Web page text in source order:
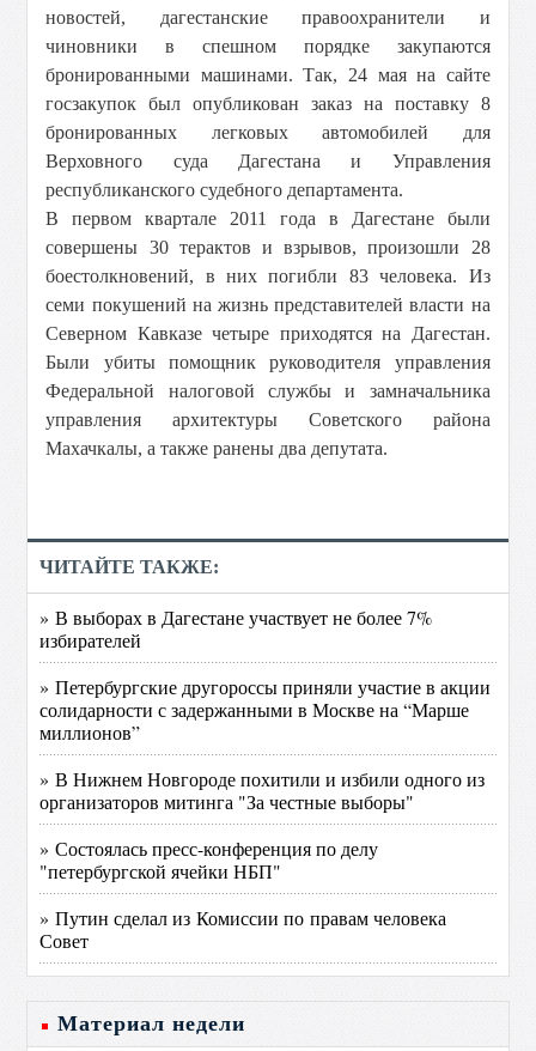
новостей, дагестанские правоохранители и
чиновники в спешном порядке закупаются
бронированными машинами. Так, 24 мая на сайте
госзакупок был опубликован заказ на поставку 8
бронированных легковых автомобилей для
Верховного суда Дагестана и Управления
республиканского судебного департамента.
В первом квартале 2011 года в Дагестане были
совершены 30 терактов и взрывов, произошли 28
боестолкновений, в них погибли 83 человека. Из
семи покушений на жизнь представителей власти на
Северном Кавказе четыре приходятся на Дагестан.
Были убиты помощник руководителя управления
Федеральной налоговой службы и замначальника
управления архитектуры Советского района
Махачкалы, а также ранены два депутата.
ЧИТАЙТЕ ТАКЖЕ:
» В выборах в Дагестане участвует не более 7%
избирателей
» Петербургские другороссы приняли участие в акции
солидарности с задержанными в Москве на “Марше
миллионов”
» В Нижнем Новгороде похитили и избили одного из
организаторов митинга "За честные выборы"
» Состоялась пресс-конференция по делу
"петербургской ячейки НБП"
» Путин сделал из Комиссии по правам человека
Совет
Материал недели